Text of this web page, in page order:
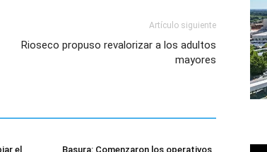
Artículo siguiente
Rioseco propuso revalorizar a los adultos
mayores
el
Basura: Comenzaron los operativos